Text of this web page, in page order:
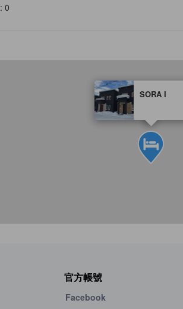
:0
SORA I
tooltip
金星評級由夥伴網站提
官方帳號
Facebook